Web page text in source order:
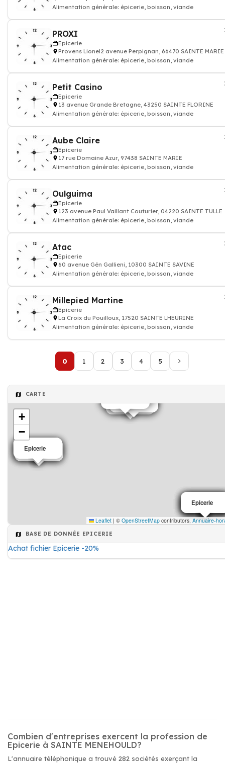
Alimentation générale: épicerie, boisson, viande
PROXI
Epicerie
Provens Lionel2 avenue Perpignan, 66470 SAINTE MARIE
Alimentation générale: épicerie, boisson, viande
Petit Casino
Epicerie
13 avenue Grande Bretagne, 43250 SAINTE FLORINE
Alimentation générale: épicerie, boisson, viande
Aube Claire
Epicerie
17 rue Domaine Azur, 97438 SAINTE MARIE
Alimentation générale: épicerie, boisson, viande
Oulguima
Epicerie
123 avenue Paul Vaillant Couturier, 04220 SAINTE TULLE
Alimentation générale: épicerie, boisson, viande
Atac
Epicerie
60 avenue Gén Gallieni, 10300 SAINTE SAVINE
Alimentation générale: épicerie, boisson, viande
Millepied Martine
Epicerie
La Croix du Pouilloux, 17520 SAINTE LHEURINE
Alimentation générale: épicerie, boisson, viande
0 1 2 3 4 5
CARTE
Epicerie
Epicerie
Epicerie
Epicerie
Epicerie
Epicerie
Epicerie
Epicerie
Epicerie
Epicerie
Epicerie
+
−
Leaflet | © OpenStreetMap contributors, Annuaire-
BASE DE DONNÉE EPICERIE
Achat fichier Epicerie -20%
Combien d'entreprises exercent la profession de
Epicerie à SAINTE MENEHOULD?
L'annuaire téléphonique a trouvé 282 sociétés exerçant la